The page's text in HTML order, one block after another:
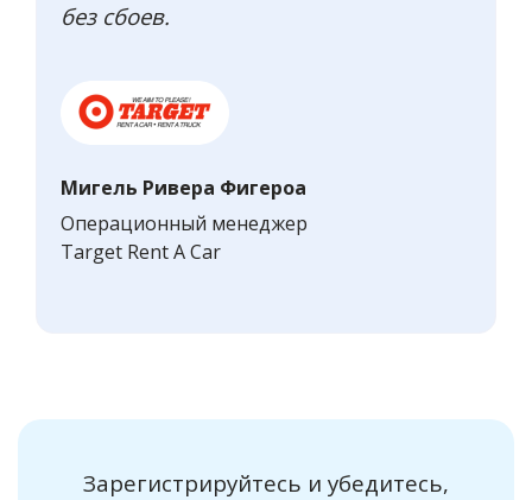
без сбоев.
Мигель Ривера Фигероа
Операционный менеджер
Target Rent A Car
Зарегистрируйтесь и убедитесь,